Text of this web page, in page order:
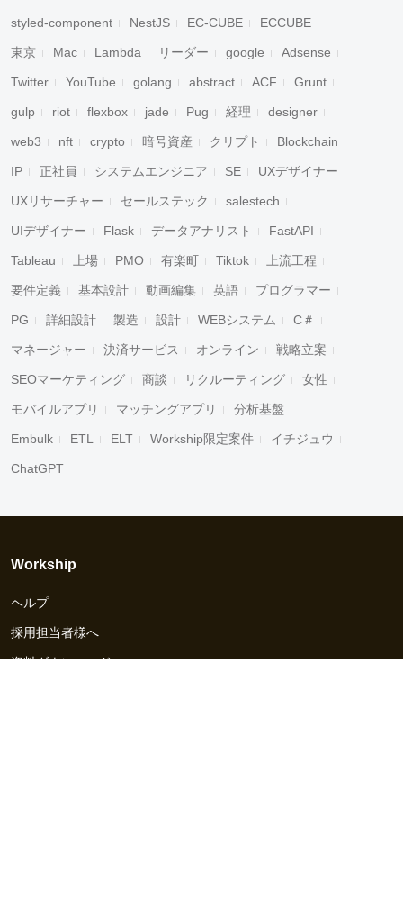
styled-component NestJS EC-CUBE ECCUBE
東京 Mac Lambda リーダー google Adsense
Twitter YouTube golang abstract ACF Grunt
gulp riot flexbox jade Pug 経理 designer
web3 nft crypto 暗号資産 クリプト Blockchain
IP 正社員 システムエンジニア SE UXデザイナー
UXリサーチャー セールステック salestech
UIデザイナー Flask データアナリスト FastAPI
Tableau 上場 PMO 有楽町 Tiktok 上流工程
要件定義 基本設計 動画編集 英語 プログラマー
PG 詳細設計 製造 設計 WEBシステム C＃
マネージャー 決済サービス オンライン 戦略立案
SEOマーケティング 商談 リクルーティング 女性
モバイルアプリ マッチングアプリ 分析基盤
Embulk ETL ELT Workship限定案件 イチジュウ
ChatGPT
Workship
ヘルプ
採用担当者様へ
資料ダウンロード